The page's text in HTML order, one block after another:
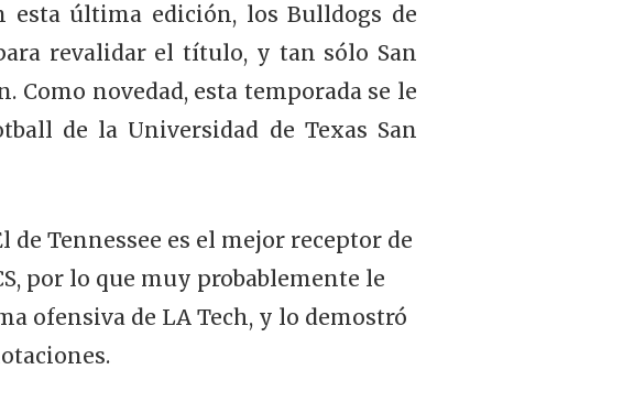
esta última edición, los Bulldogs de
revalidar el título, y tan sólo San
Como novedad, esta temporada se le
de la Universidad de Texas San
de Tennessee es el mejor receptor de
por lo que muy probablemente le
ofensiva de LA Tech, y lo demostró